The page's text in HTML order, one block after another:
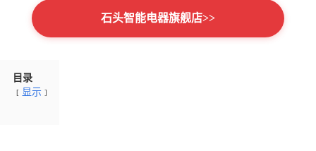
石头智能电器旗舰店>>
目录
显示